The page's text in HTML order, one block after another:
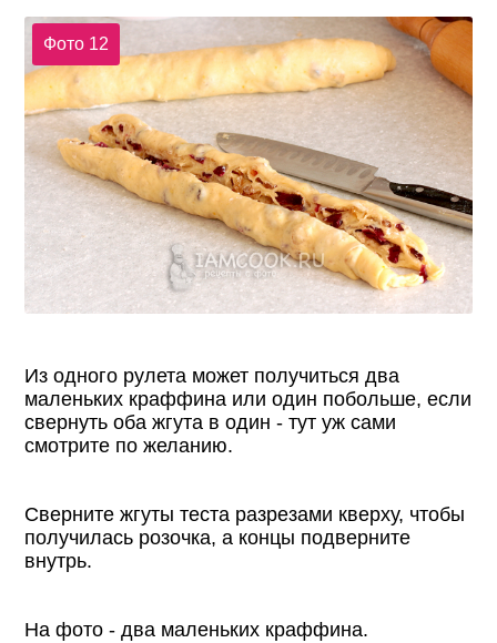
Фото 12
Из одного рулета может получиться два
маленьких краффина или один побольше, если
свернуть оба жгута в один - тут уж сами
смотрите по желанию.
Сверните жгуты теста разрезами кверху, чтобы
получилась розочка, а концы подверните
внутрь.
На фото - два маленьких краффина.